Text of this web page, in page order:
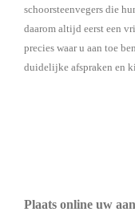
schoorsteenvegers die
daarom altijd eerst een
precies waar u aan toe
duidelijke afspraken en
Plaats online uw